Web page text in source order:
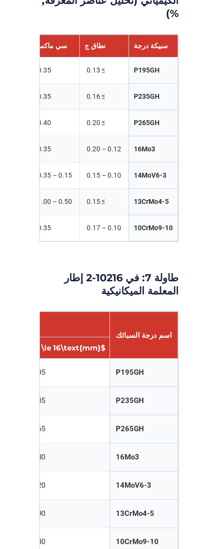
%)
سبيكة درجة نطاق ج سي ماكس
P195GH
≥ 0.13
0.35
P235GH
≥ 0.16
0.35
P265GH
≥ 0.20
0.40
16Mo3
0.12 – 0.20
0.35
14MoV6-3
0.10 – 0.15
0.15 – 0.35
13CrMo4-5
≥ 0.15
0.50 – 1.00
10CrMo9-10
0.10 – 0.17
0.35
طاولة 7: في 10216-2 إطار
المعلمة الميكانيكية
اسم درجة السبائك
$T \le 16\text{mm}$
P195GH
195
P235GH
235
P265GH
265
16Mo3
280
14MoV6-3
320
13CrMo4-5
290
10CrMo9-10
280